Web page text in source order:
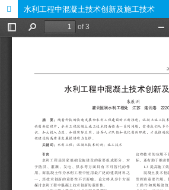
水利工程中混凝土技术创新及施工技术